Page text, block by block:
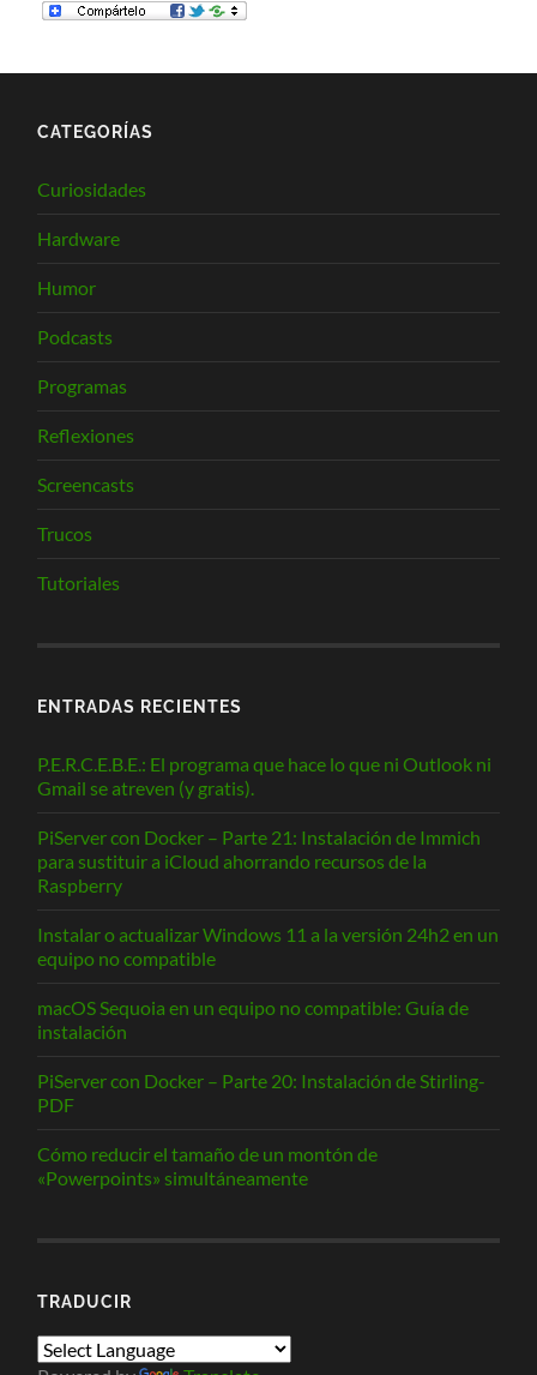
CATEGORÍAS
Curiosidades
Hardware
Humor
Podcasts
Programas
Reflexiones
Screencasts
Trucos
Tutoriales
ENTRADAS RECIENTES
P.E.R.C.E.B.E.: El programa que hace lo que ni Outlook ni
Gmail se atreven (y gratis).
PiServer con Docker – Parte 21: Instalación de Immich
para sustituir a iCloud ahorrando recursos de la
Raspberry
Instalar o actualizar Windows 11 a la versión 24h2 en un
equipo no compatible
macOS Sequoia en un equipo no compatible: Guía de
instalación
PiServer con Docker – Parte 20: Instalación de Stirling-
PDF
Cómo reducir el tamaño de un montón de
«Powerpoints» simultáneamente
TRADUCIR